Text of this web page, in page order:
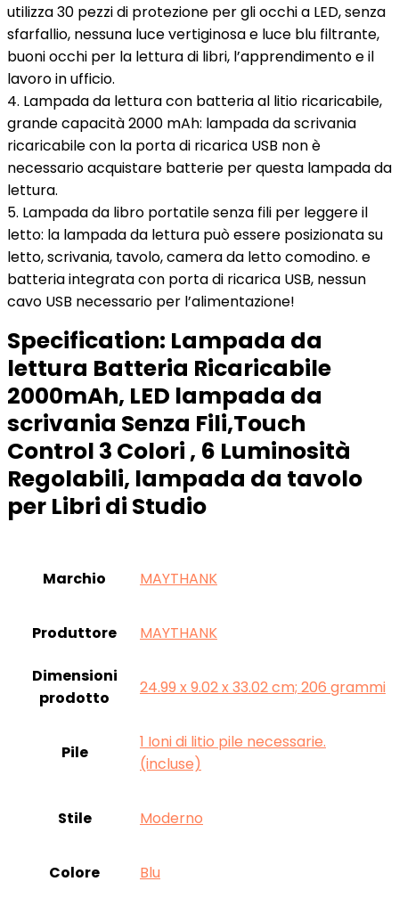
utilizza 30 pezzi di protezione per gli occhi a LED, senza
sfarfallio, nessuna luce vertiginosa e luce blu filtrante,
buoni occhi per la lettura di libri, l’apprendimento e il
lavoro in ufficio.
4. Lampada da lettura con batteria al litio ricaricabile,
grande capacità 2000 mAh: lampada da scrivania
ricaricabile con la porta di ricarica USB non è
necessario acquistare batterie per questa lampada da
lettura.
5. Lampada da libro portatile senza fili per leggere il
letto: la lampada da lettura può essere posizionata su
letto, scrivania, tavolo, camera da letto comodino. e
batteria integrata con porta di ricarica USB, nessun
cavo USB necessario per l’alimentazione!
Specification: Lampada da
lettura Batteria Ricaricabile
2000mAh, LED lampada da
scrivania Senza Fili,Touch
Control 3 Colori , 6 Luminosità
Regolabili, lampada da tavolo
per Libri di Studio
Marchio ‎MAYTHANK
Produttore ‎MAYTHANK
Dimensioni
prodotto
‎24.99 x 9.02 x 33.02 cm; 206 grammi
Pile
‎1 Ioni di litio pile necessarie.
(incluse)
Stile ‎Moderno
Colore ‎Blu